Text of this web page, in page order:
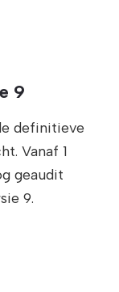
9
definitieve
Vanaf 1
geaudit
9.